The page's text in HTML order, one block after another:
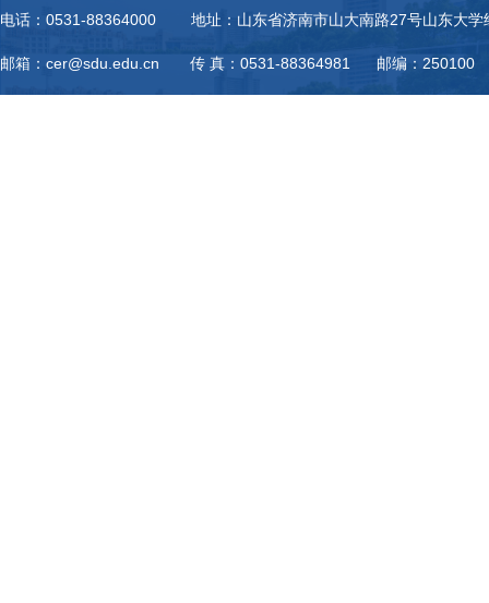
电话：0531-88364000 地址：山东省济南市山大南路27号山东大学
邮箱：cer@sdu.edu.cn 传 真：0531-88364981 邮编：250100